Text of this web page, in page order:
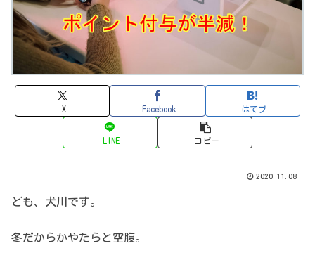
X Facebook はてブ
LINE コピー
2020.11.08
ども、犬川です。
冬だからかやたらと空腹。